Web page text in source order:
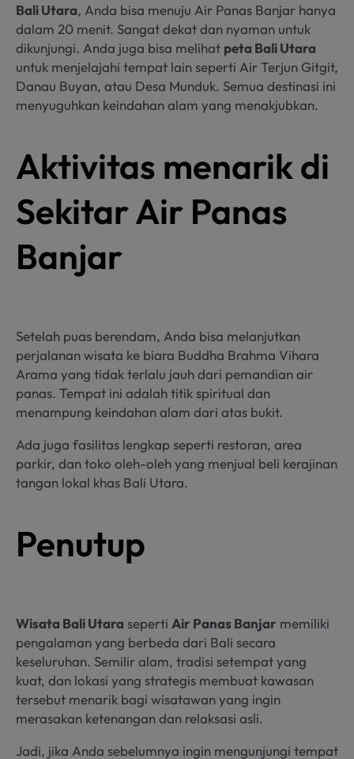
Bali Utara, Anda bisa menuju Air Panas Banjar hanya
dalam 20 menit. Sangat dekat dan nyaman untuk
dikunjungi. Anda juga bisa melihat peta Bali Utara
untuk menjelajahi tempat lain seperti Air Terjun Gitgit,
Danau Buyan, atau Desa Munduk. Semua destinasi ini
menyuguhkan keindahan alam yang menakjubkan.
Aktivitas menarik di
Sekitar Air Panas
Banjar
Setelah puas berendam, Anda bisa melanjutkan
perjalanan wisata ke biara Buddha Brahma Vihara
Arama yang tidak terlalu jauh dari pemandian air
panas. Tempat ini adalah titik spiritual dan
menampung keindahan alam dari atas bukit.
Ada juga fasilitas lengkap seperti restoran, area
parkir, dan toko oleh-oleh yang menjual beli kerajinan
tangan lokal khas Bali Utara.
Penutup
Wisata Bali Utara seperti Air Panas Banjar memiliki
pengalaman yang berbeda dari Bali secara
keseluruhan. Semilir alam, tradisi setempat yang
kuat, dan lokasi yang strategis membuat kawasan
tersebut menarik bagi wisatawan yang ingin
merasakan ketenangan dan relaksasi asli.
Jadi, jika Anda sebelumnya ingin mengunjungi tempat